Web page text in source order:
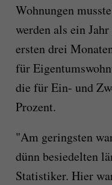
Wohnungen
werden als ein
ersten drei
für
die für Ein- und
Prozent.
"Am geringsten
dünn besiedelten
Statistiker. Hier